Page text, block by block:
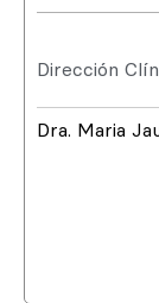
Dirección
Dra. Maria